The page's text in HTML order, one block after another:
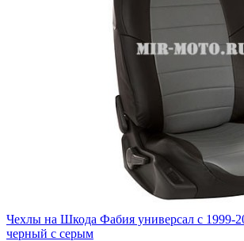
Чехлы на Шкода Фабия универсал с 1999-
черный с серым